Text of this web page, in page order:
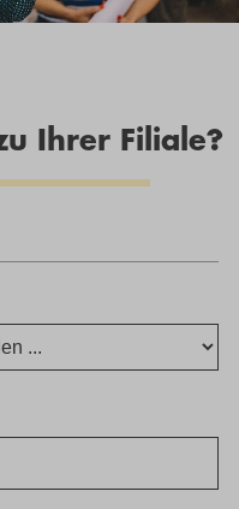
Ihrer Filiale?